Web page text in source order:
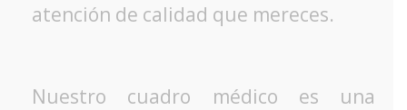
atención de calidad que mereces.
Nuestro cuadro médico es una